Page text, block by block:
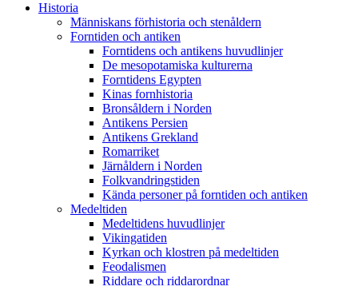
Historia
Människans förhistoria och stenåldern
Forntiden och antiken
Forntidens och antikens huvudlinjer
De mesopotamiska kulturerna
Forntidens Egypten
Kinas fornhistoria
Bronsåldern i Norden
Antikens Persien
Antikens Grekland
Romarriket
Järnåldern i Norden
Folkvandringstiden
Kända personer på forntiden och antiken
Medeltiden
Medeltidens huvudlinjer
Vikingatiden
Kyrkan och klostren på medeltiden
Feodalismen
Riddare och riddarordnar